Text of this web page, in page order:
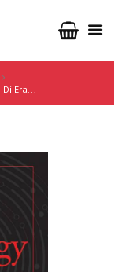
Era...